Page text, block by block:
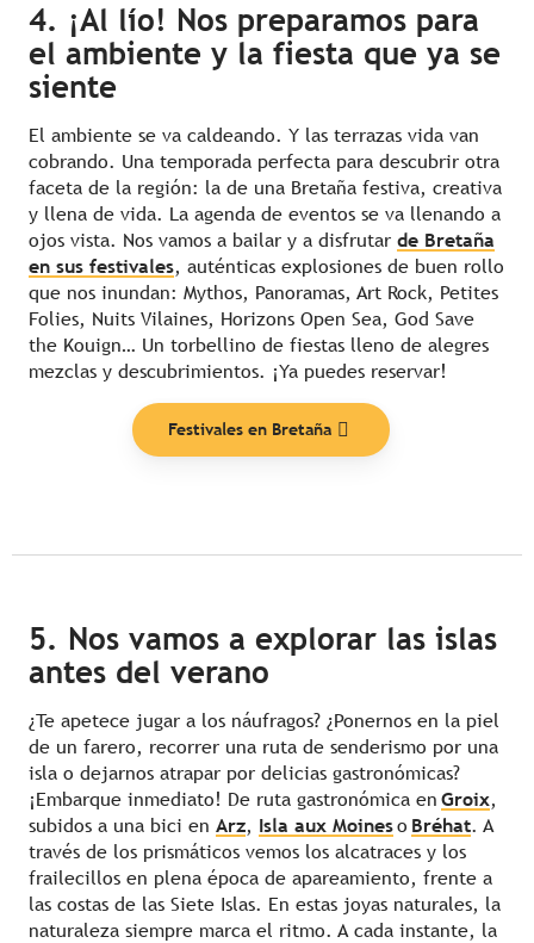
4. ¡Al lío! Nos preparamos para
el ambiente y la fiesta que ya se
siente
El ambiente se va caldeando. Y las terrazas vida van
cobrando. Una temporada perfecta para descubrir otra
faceta de la región: la de una Bretaña festiva, creativa
y llena de vida. La agenda de eventos se va llenando a
ojos vista. Nos vamos a bailar y a disfrutar de Bretaña
en sus festivales, auténticas explosiones de buen rollo
que nos inundan: Mythos, Panoramas, Art Rock, Petites
Folies, Nuits Vilaines, Horizons Open Sea, God Save
the Kouign… Un torbellino de fiestas lleno de alegres
mezclas y descubrimientos. ¡Ya puedes reservar!
Festivales en Bretaña
5. Nos vamos a explorar las islas
antes del verano
¿Te apetece jugar a los náufragos? ¿Ponernos en la piel
de un farero, recorrer una ruta de senderismo por una
isla o dejarnos atrapar por delicias gastronómicas?
¡Embarque inmediato! De ruta gastronómica en Groix,
subidos a una bici en Arz, Isla aux Moineso Bréhat. A
través de los prismáticos vemos los alcatraces y los
frailecillos en plena época de apareamiento, frente a
las costas de las Siete Islas. En estas joyas naturales, la
naturaleza siempre marca el ritmo. A cada instante, la